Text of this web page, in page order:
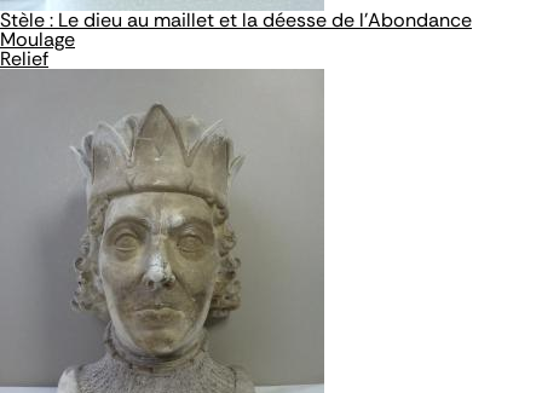
Stèle : Le dieu au maillet et la déesse de l'Abondance
Moulage
Relief